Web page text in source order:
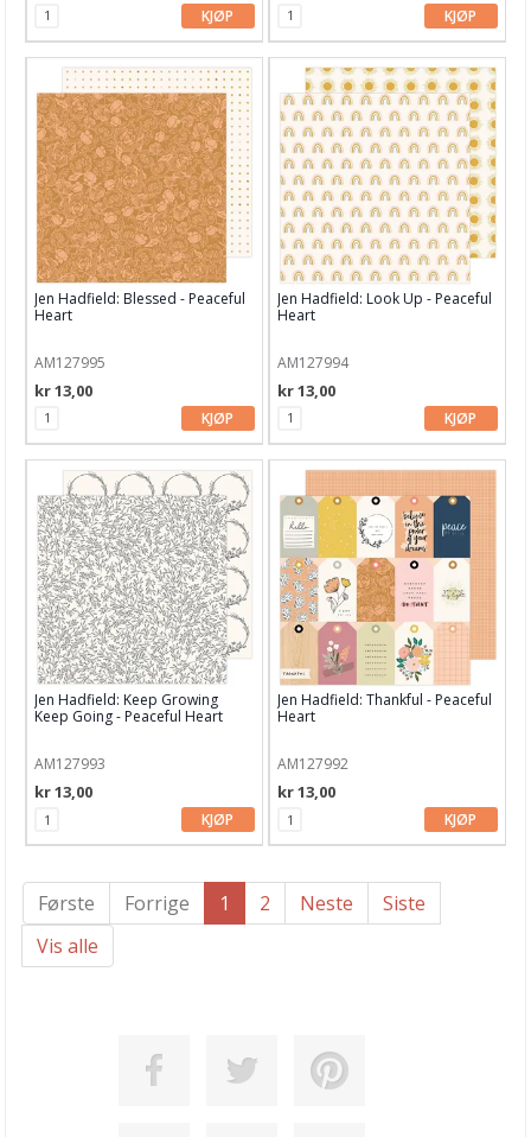
KJØP KJØP
Jen Hadfield: Blessed - Peaceful
Heart
AM127995
kr 13,00
KJØP
Jen Hadfield: Look Up - Peaceful
Heart
AM127994
kr 13,00
KJØP
Jen Hadfield: Keep Growing
Keep Going - Peaceful Heart
AM127993
kr 13,00
KJØP
Jen Hadfield: Thankful - Peaceful
Heart
AM127992
kr 13,00
KJØP
Første Forrige 1 2 Neste
Siste
Vis alle